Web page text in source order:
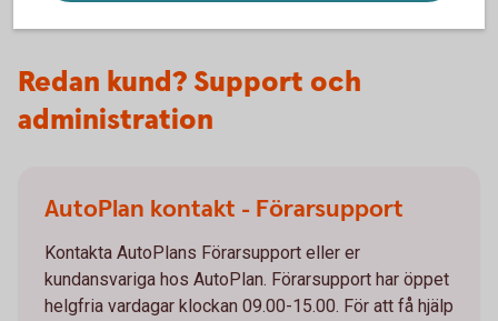
Redan kund? Support och
administration
AutoPlan kontakt - Förarsupport
Kontakta AutoPlans Förarsupport eller er
kundansvariga hos AutoPlan. Förarsupport har öppet
helgfria vardagar klockan 09.00-15.00. För att få hjälp